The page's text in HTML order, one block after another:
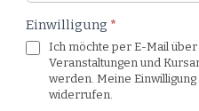
Einwilligung *
Ich möchte per E-Mail
Veranstaltungen und
werden. Meine
widerrufen.